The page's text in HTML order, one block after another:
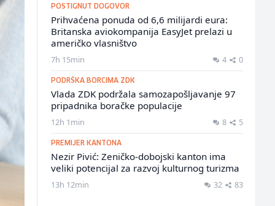
POSTIGNUT DOGOVOR
Prihvaćena ponuda od 6,6 milijardi eura:
Britanska aviokompanija EasyJet prelazi u
američko vlasništvo
7h 15min 4 0
PODRŠKA BORCIMA ZDK
Vlada ZDK podržala samozapošljavanje 97
pripadnika boračke populacije
12h 1min 8 5
PREMIJER KANTONA
Nezir Pivić: Zeničko-dobojski kanton ima
veliki potencijal za razvoj kulturnog turizma
13h 12min 32 83